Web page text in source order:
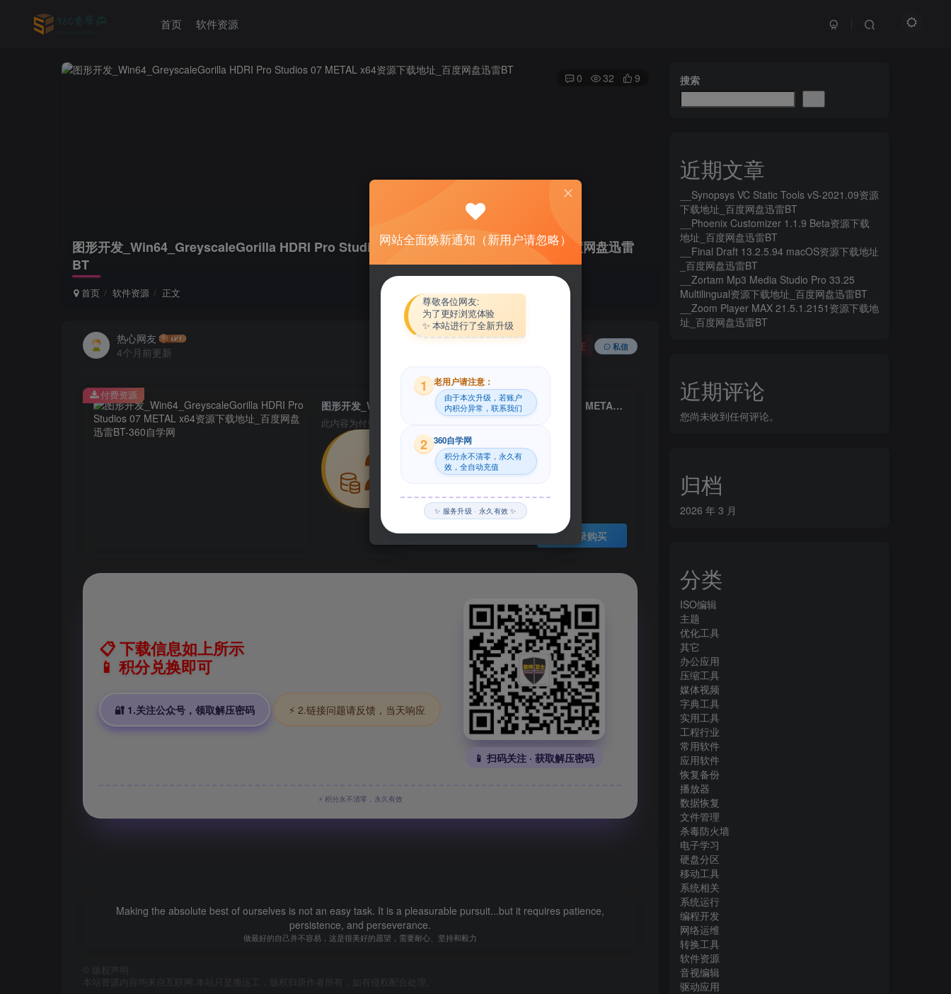
首页 软件资源
图形开发_Win64_GreyscaleGorilla HDRI Pro Studios 07 METAL x64资源下载地址_百度网盘迅雷
BT
首页 软件资源 正文
0 32 9
热心网友
4个月前更新
关注 私信
图形开发_Win64_GreyscaleGorilla HDRI Pro Studios 07 METAL x64资源下载地址_百度网盘迅雷BT
此内容为付费资源，请付费后查看
29
登录购买
付费资源
📋 下载信息如上所示
📱 积分兑换即可
🔐 1.关注公众号，领取解压密码 ⚡ 2.链接问题请反馈，当天响应
📱 扫码关注 · 获取解压密码
⚡ 积分永不清零，永久有效
Making the absolute best of ourselves is not an easy task. It is a pleasurable pursuit...but it requires patience,
persistence, and perseverance.
做最好的自己并不容易，这是很美好的愿望，需要耐心、坚持和毅力
版权声明
本站资源内容均来自互联网,本站只是搬运工，版权归原作者所有，如有侵权配合处理。
搜索
近期文章
__Synopsys VC Static Tools vS-2021.09资源
下载地址_百度网盘迅雷BT
__Phoenix Customizer 1.1.9 Beta资源下载
地址_百度网盘迅雷BT
__Final Draft 13.2.5.94 macOS资源下载地址
_百度网盘迅雷BT
__Zortam Mp3 Media Studio Pro 33.25
Multilingual资源下载地址_百度网盘迅雷BT
__Zoom Player MAX 21.5.1.2151资源下载地
址_百度网盘迅雷BT
近期评论
您尚未收到任何评论。
归档
2026 年 3 月
分类
ISO编辑
主题
优化工具
其它
办公应用
压缩工具
媒体视频
字典工具
实用工具
工程行业
常用软件
应用软件
恢复备份
播放器
数据恢复
文件管理
杀毒防火墙
电子学习
硬盘分区
移动工具
系统相关
系统运行
编程开发
网络运维
转换工具
软件资源
音视编辑
驱动应用
网站全面焕新通知（新用户请忽略）
尊敬各位网友:
为了更好浏览体验
✨ 本站进行了全新升级
1 老用户请注意：
由于本次升级，若账户
内积分异常，联系我们
2 360自学网
积分永不清零，永久有
效，全自动充值
✨ 服务升级 · 永久有效 ✨